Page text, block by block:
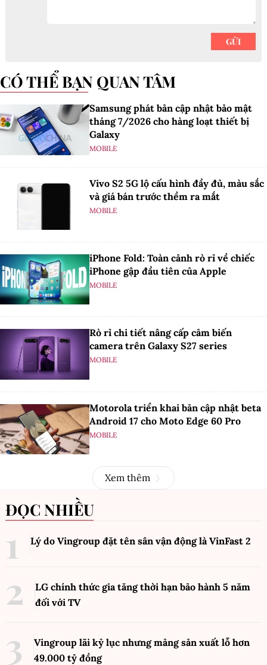
CÓ THỂ BẠN QUAN TÂM
Samsung phát bản cập nhật bảo mật
tháng 7/2026 cho hàng loạt thiết bị
Galaxy
MOBILE
Vivo S2 5G lộ cấu hình đầy đủ, màu sắc
và giá bán trước thềm ra mắt
MOBILE
iPhone Fold: Toàn cảnh rò rỉ về chiếc
iPhone gập đầu tiên của Apple
MOBILE
Rò rỉ chi tiết nâng cấp cảm biến
camera trên Galaxy S27 series
MOBILE
Motorola triển khai bản cập nhật beta
Android 17 cho Moto Edge 60 Pro
MOBILE
Xem thêm
ĐỌC NHIỀU
Lý do Vingroup đặt tên sân vận động là VinFast 2
LG chính thức gia tăng thời hạn bảo hành 5 năm
đối với TV
Vingroup lãi kỷ lục nhưng mảng sản xuất lỗ hơn
49.000 tỷ đồng